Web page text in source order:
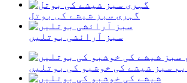
گہری سبز شیشے کی بوتل
سبز آرائشی بوتلیں
سبز شیشے کی خوشبو کی بوتلیں